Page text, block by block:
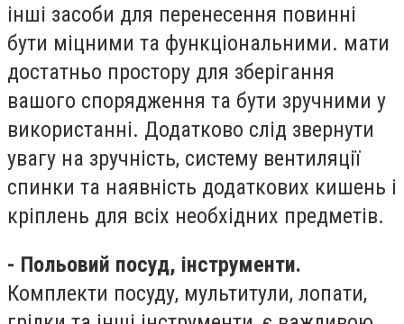
інші засоби для перенесення повинні
бути міцними та функціональними. мати
достатньо простору для зберігання
вашого спорядження та бути зручними у
використанні. Додатково слід звернути
увагу на зручність, систему вентиляції
спинки та наявність додаткових кишень і
кріплень для всіх необхідних предметів.
- Польовий посуд, інструменти.
Комплекти посуду, мультитули, лопати,